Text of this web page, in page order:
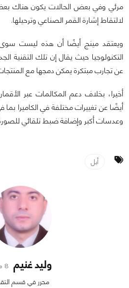
مرئي وفي بعض الحالات يكون هناك بعض
لالتقاط إشارة القمر الصناعي وترحيلها.
ويعتقد مينج أيضًا أن هذه ليست
عن تجارب مبتكرة يمكن دمجها مع
أخيرا، بخلاف دعم المكالمات عبر
أيضًا عن تغييرات مختلفة في الكاميرا
وعدسات أكبر وإضافة ضبط تلقائي للصورة
أبل
وليد غنيم 8 متابع
محرر في قسم